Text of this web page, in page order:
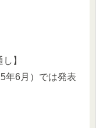
】
年6月）では発表